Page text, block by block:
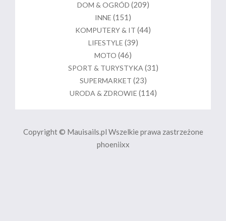
DOM & OGRÓD (209)
INNE (151)
KOMPUTERY & IT (44)
LIFESTYLE (39)
MOTO (46)
SPORT & TURYSTYKA (31)
SUPERMARKET (23)
URODA & ZDROWIE (114)
Copyright © Mauisails.pl Wszelkie prawa zastrzeżone
phoeniixx